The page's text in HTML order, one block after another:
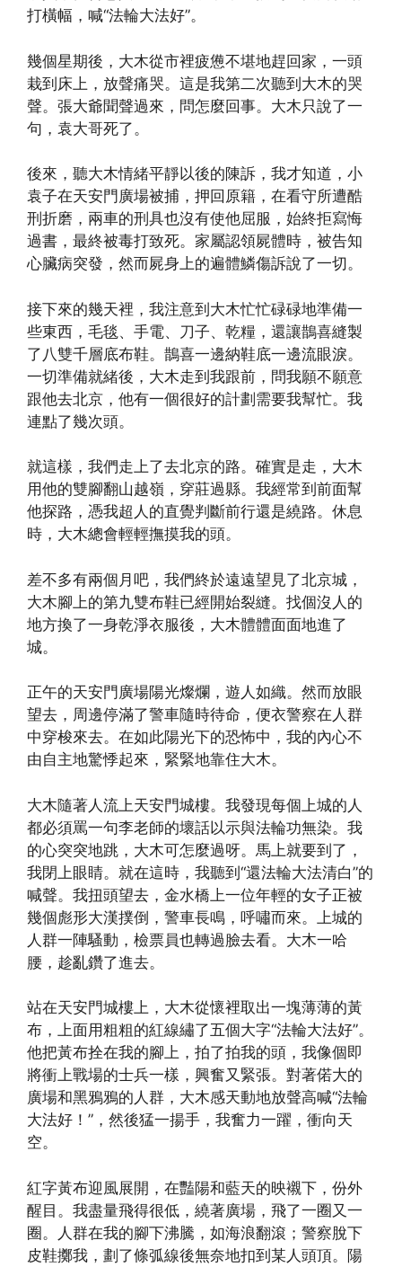
打橫幅，喊“法輪大法好”。
幾個星期後，大木從市裡疲憊不堪地趕回家，一頭
栽到床上，放聲痛哭。這是我第二次聽到大木的哭
聲。張大爺聞聲過來，問怎麼回事。大木只說了一
句，袁大哥死了。
後來，聽大木情緒平靜以後的陳訴，我才知道，小
袁子在天安門廣場被捕，押回原籍，在看守所遭酷
刑折磨，兩車的刑具也沒有使他屈服，始終拒寫悔
過書，最終被毒打致死。家屬認領屍體時，被告知
心臟病突發，然而屍身上的遍體鱗傷訴說了一切。
接下來的幾天裡，我注意到大木忙忙碌碌地準備一
些東西，毛毯、手電、刀子、乾糧，還讓鵲喜縫製
了八雙千層底布鞋。鵲喜一邊納鞋底一邊流眼淚。
一切準備就緒後，大木走到我跟前，問我願不願意
跟他去北京，他有一個很好的計劃需要我幫忙。我
連點了幾次頭。
就這樣，我們走上了去北京的路。確實是走，大木
用他的雙腳翻山越嶺，穿莊過縣。我經常到前面幫
他探路，憑我超人的直覺判斷前行還是繞路。休息
時，大木總會輕輕撫摸我的頭。
差不多有兩個月吧，我們終於遠遠望見了北京城，
大木腳上的第九雙布鞋已經開始裂縫。找個沒人的
地方換了一身乾淨衣服後，大木體體面面地進了
城。
正午的天安門廣場陽光燦爛，遊人如織。然而放眼
望去，周邊停滿了警車隨時待命，便衣警察在人群
中穿梭來去。在如此陽光下的恐怖中，我的內心不
由自主地驚悸起來，緊緊地靠住大木。
大木隨著人流上天安門城樓。我發現每個上城的人
都必須罵一句李老師的壞話以示與法輪功無染。我
的心突突地跳，大木可怎麼過呀。馬上就要到了，
我閉上眼睛。就在這時，我聽到“還法輪大法清白”的
喊聲。我扭頭望去，金水橋上一位年輕的女子正被
幾個彪形大漢撲倒，警車長鳴，呼嘯而來。上城的
人群一陣騷動，檢票員也轉過臉去看。大木一哈
腰，趁亂鑽了進去。
站在天安門城樓上，大木從懷裡取出一塊薄薄的黃
布，上面用粗粗的紅線繡了五個大字“法輪大法好”。
他把黃布拴在我的腳上，拍了拍我的頭，我像個即
將衝上戰場的士兵一樣，興奮又緊張。對著偌大的
廣場和黑鴉鴉的人群，大木感天動地放聲高喊“法輪
大法好！”，然後猛一揚手，我奮力一躍，衝向天
空。
紅字黃布迎風展開，在豔陽和藍天的映襯下，份外
醒目。我盡量飛得很低，繞著廣場，飛了一圈又一
圈。人群在我的腳下沸騰，如海浪翻滾；警察脫下
皮鞋擲我，劃了條弧線後無奈地扣到某人頭頂。陽